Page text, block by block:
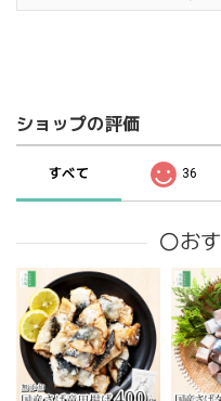
ショップの評価
すべて 36
〇お